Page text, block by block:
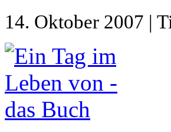
14. Oktober 2007 |